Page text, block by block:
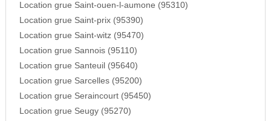
Location grue Saint-ouen-l-aumone (95310)
Location grue Saint-prix (95390)
Location grue Saint-witz (95470)
Location grue Sannois (95110)
Location grue Santeuil (95640)
Location grue Sarcelles (95200)
Location grue Seraincourt (95450)
Location grue Seugy (95270)